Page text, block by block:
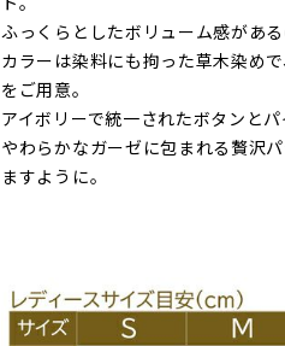
ふっくらとしたボリューム感があ
カラーは染料にも拘った草木染め
をご用意。
アイボリーで統一されたボタンと
やわらかなガーゼに包まれる贅沢
ますように。